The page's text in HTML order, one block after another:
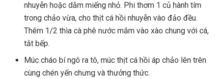
nhuyễn hoặc dằm miếng nhỏ. Phi thơm 1 củ hành tím
trong chảo vừa, cho thịt cá hồi nhuyễn vào đảo đều.
Thêm 1/2 thìa cà phê nước mắm vào xào chung với cá,
tắt bếp.
Múc cháo bí ngô ra tô, múc thịt cá hồi áp chảo lên trên
cùng chén yến chưng và thưởng thức.